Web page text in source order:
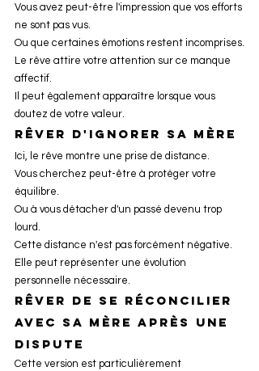
Vous avez peut-être l'impression que vos efforts
ne sont pas vus.
Ou que certaines émotions restent incomprises.
Le rêve attire votre attention sur ce manque
affectif.
Il peut également apparaître lorsque vous
doutez de votre valeur.
Rêver d'ignorer sa mère
Ici, le rêve montre une prise de distance.
Vous cherchez peut-être à protéger votre
équilibre.
Ou à vous détacher d'un passé devenu trop
lourd.
Cette distance n'est pas forcément négative.
Elle peut représenter une évolution
personnelle nécessaire.
Rêver de se réconcilier
avec sa mère après une
dispute
Cette version est particulièrement